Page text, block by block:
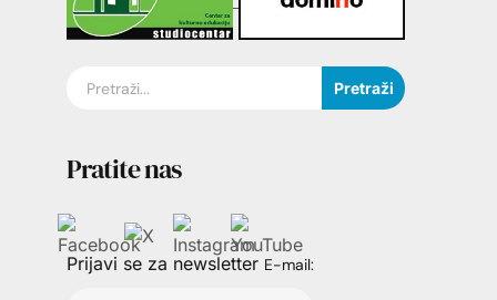
Pretraži
Pratite nas
Prijavi se za newsletter E-mail: